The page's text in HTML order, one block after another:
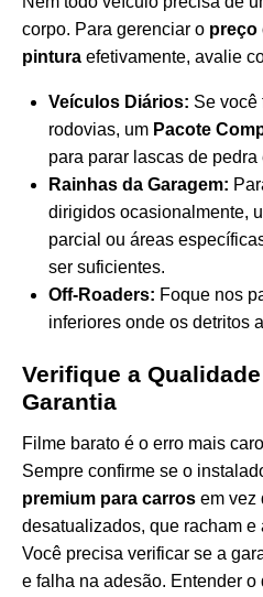
corpo. Para gerenciar o preço
pintura efetivamente, avalie
Veículos Diários: Se você
rodovias, um Pacote
para parar lascas de
Rainhas da Garagem:
dirigidos ocasionalmente,
parcial ou áreas
ser suficientes.
Off-Roaders: Foque nos
inferiores onde os detritos
Verifique a
Garantia
Filme barato é o erro mais
Sempre confirme se o
premium para carros em vez
desatualizados, que racham e
Você precisa verificar se a
e falha na adesão. Entender o